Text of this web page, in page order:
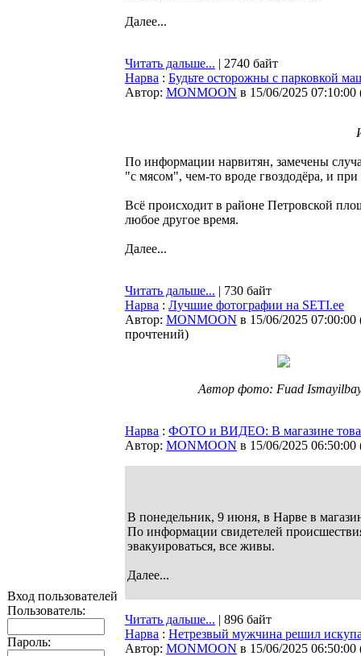
Вход пользователей
Пользователь:
Пароль:
Далее...
Читать дальше... | 2740 байт
Нарва : Будьте осторожны с парковкой
Автор: MONMOON в 15/06/2025 07:10:00
По информации нарвитян, замечены
"с мясом", чем-то вроде гвоздодёра, и
Всё происходит в районе Петровской
любое другое время.
Далее...
Читать дальше... | 730 байт
Нарва : Лучшие фотографии на SETI.ee
Автор: MONMOON в 15/06/2025 07:00:00
прочтений)
Автор фото: Fuad
Нарва : ФОТО и ВИДЕО: В магазине
Автор: MONMOON в 15/06/2025 06:50:00
В понедельник, 9 июня, в Нарве в
По информации свидетелей
эвакуироваться, все живы.
Далее...
Читать дальше... | 896 байт
Нарва : Нетрезвый мужчина решил
Автор: MONMOON в 15/06/2025 06:50:00